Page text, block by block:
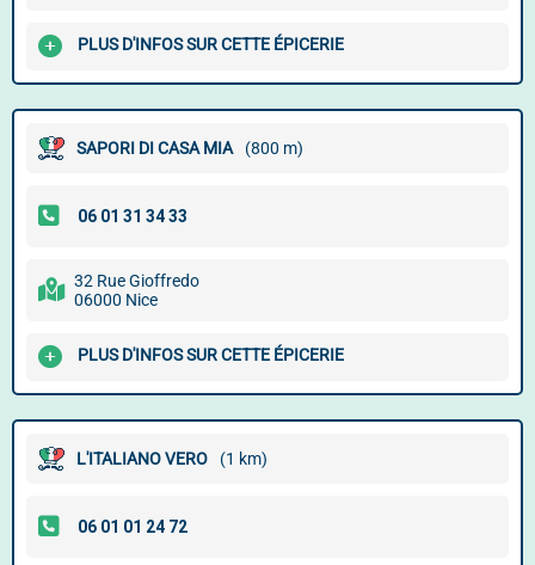
PLUS D'INFOS SUR CETTE ÉPICERIE
SAPORI DI CASA MIA (800 m)
32 Rue Gioffredo
06000 Nice
PLUS D'INFOS SUR CETTE ÉPICERIE
L'ITALIANO VERO (1 km)